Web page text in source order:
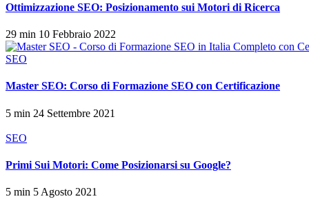
Ottimizzazione SEO: Posizionamento sui Motori di Ricerca
29 min 10 Febbraio 2022
SEO
Master SEO: Corso di Formazione SEO con Certificazione
5 min 24 Settembre 2021
SEO
Primi Sui Motori: Come Posizionarsi su Google?
5 min 5 Agosto 2021